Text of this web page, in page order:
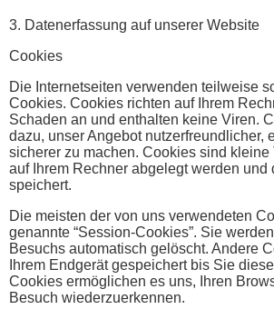
3. Datenerfassung auf unserer Website
Cookies
Die Internetseiten verwenden teilweise
Cookies. Cookies richten auf Ihrem
Schaden an und enthalten keine Viren.
dazu, unser Angebot nutzerfreundlicher,
sicherer zu machen. Cookies sind kleine
auf Ihrem Rechner abgelegt werden und
speichert.
Die meisten der von uns verwendeten
genannte “Session-Cookies”. Sie
Besuchs automatisch gelöscht. Andere
Ihrem Endgerät gespeichert bis Sie
Cookies ermöglichen es uns, Ihren
Besuch wiederzuerkennen.